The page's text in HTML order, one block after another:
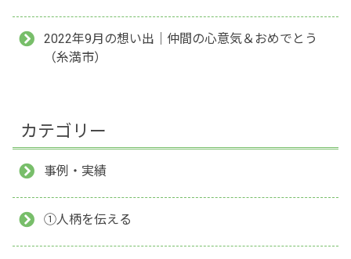
2022年9月の想い出｜仲間の心意気＆おめでとう
（糸満市）
カテゴリー
事例・実績
①人柄を伝える